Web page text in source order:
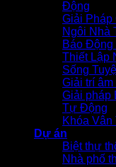
Động
Giải
Ngôi Nhà
Báo Động
Thiết Lập
Sống
Giải trí
Giải pháp
Tự Động
Khóa Vân
Dự án
Biệt thự
Nhà phố